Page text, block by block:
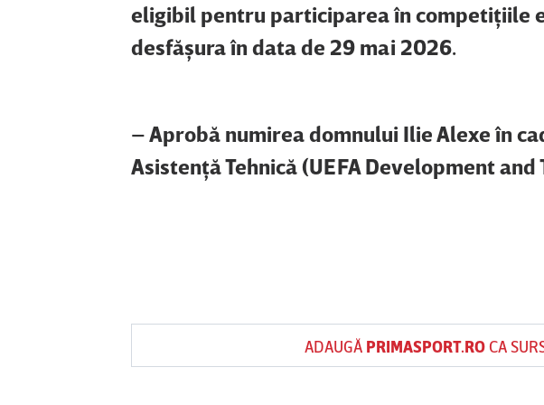
eligibil pentru participarea în competiţiile
desfăşura în data de 29 mai 2026.
– Aprobă numirea domnului Ilie Alexe în
Asistenţă Tehnică (UEFA Development
ADAUGĂ PRIMASPORT.ROCA